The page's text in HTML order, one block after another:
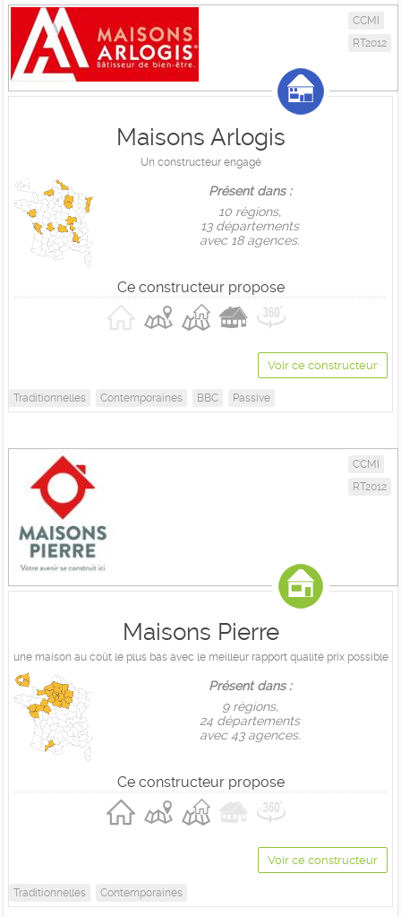
CCMI
RT2012
Maisons Arlogis
Un constructeur engagé
Présent dans :
10 règions,
13 départements
avec 18 agences.
Ce constructeur propose
Voir ce constructeur
Traditionnelles Contemporaines BBC Passive
CCMI
RT2012
Maisons Pierre
une maison au coût le plus bas avec le meilleur rapport qualité prix possible
Présent dans :
9 règions,
24 départements
avec 43 agences.
Ce constructeur propose
Voir ce constructeur
Traditionnelles Contemporaines